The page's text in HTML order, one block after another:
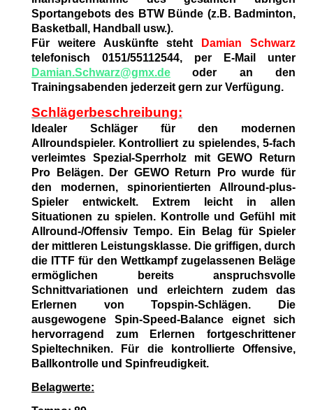
Sportangebots des BTW Bünde (z.B. Badminton,
Basketball, Handball usw.).
Für weitere Auskünfte steht
Damian Schwarz
telefonisch 0151/55112544, per E-Mail unter
Damian.Schwarz@gmx.de
oder an den
Trainingsabenden jederzeit gern zur Verfügung.
Schlägerbeschreibung:
Idealer Schläger für den modernen
Allroundspieler. Kontrolliert zu spielendes, 5-fach
verleimtes Spezial-Sperrholz mit GEWO Return
Pro Belägen. Der GEWO Return Pro wurde für
den modernen, spinorientierten Allround-plus-
Spieler entwickelt. Extrem leicht in allen
Situationen zu spielen. Kontrolle und Gefühl mit
Allround-/Offensiv Tempo. Ein Belag für Spieler
der mittleren Leistungsklasse. Die griffigen, durch
die ITTF für den Wettkampf zugelassenen Beläge
ermöglichen bereits anspruchsvolle
Schnittvariationen und erleichtern zudem das
Erlernen von Topspin-Schlägen. Die
ausgewogene Spin-Speed-Balance eignet sich
hervorragend zum Erlernen fortgeschrittener
Spieltechniken. Für die kontrollierte Offensive,
Ballkontrolle und Spinfreudigkeit.
Belagwerte: